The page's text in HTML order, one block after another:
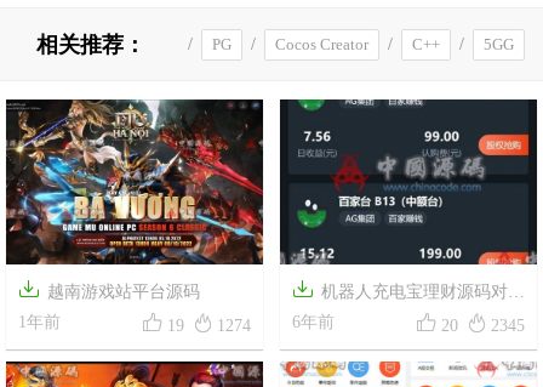
相关推荐： 5GG
/
C++
/
Cocos Creator
/
PG
/
 越南游戏站平台源码
1年前
 19  1274
 机器人充电宝理财源码对接
了AG
6年前  20  2345